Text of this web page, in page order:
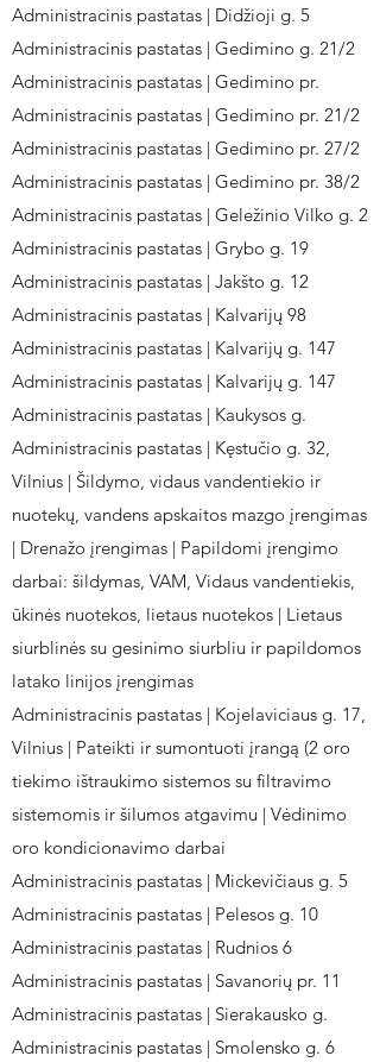
Administracinis pastatas | Didžioji g. 5
Administracinis pastatas | Gedimino g. 21/2
Administracinis pastatas | Gedimino pr.
Administracinis pastatas | Gedimino pr. 21/2
Administracinis pastatas | Gedimino pr. 27/2
Administracinis pastatas | Gedimino pr. 38/2
Administracinis pastatas | Geležinio Vilko g. 2
Administracinis pastatas | Grybo g. 19
Administracinis pastatas | Jakšto g. 12
Administracinis pastatas | Kalvarijų 98
Administracinis pastatas | Kalvarijų g. 147
Administracinis pastatas | Kalvarijų g. 147
Administracinis pastatas | Kaukysos g.
Administracinis pastatas | Kęstučio g. 32,
Vilnius | Šildymo, vidaus vandentiekio ir
nuotekų, vandens apskaitos mazgo įrengimas
| Drenažo įrengimas | Papildomi įrengimo
darbai: šildymas, VAM, Vidaus vandentiekis,
ūkinės nuotekos, lietaus nuotekos | Lietaus
siurblinės su gesinimo siurbliu ir papildomos
latako linijos įrengimas
Administracinis pastatas | Kojelaviciaus g. 17,
Vilnius | Pateikti ir sumontuoti įrangą (2 oro
tiekimo ištraukimo sistemos su filtravimo
sistemomis ir šilumos atgavimu | Vėdinimo
oro kondicionavimo darbai
Administracinis pastatas | Mickevičiaus g. 5
Administracinis pastatas | Pelesos g. 10
Administracinis pastatas | Rudnios 6
Administracinis pastatas | Savanorių pr. 11
Administracinis pastatas | Sierakausko g.
Administracinis pastatas | Smolensko g. 6